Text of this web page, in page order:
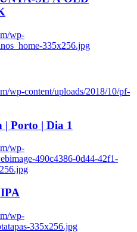
wp-
335x256.jpg
wp-content/uploads/2018/10/pf-
| Porto | Dia 1
wp-
490c4386-0d44-42f1-
wp-
335x256.jpg